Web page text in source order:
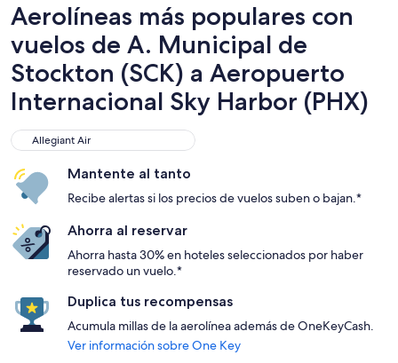
Aerolíneas más populares con
vuelos de A. Municipal de
Stockton (SCK) a Aeropuerto
Internacional Sky Harbor (PHX)
Allegiant Air
Allegiant Air
Mantente al tanto
Recibe alertas si los precios de vuelos suben o bajan.*
Ahorra al reservar
Ahorra hasta 30% en hoteles seleccionados por haber
reservado un vuelo.*
Duplica tus recompensas
Acumula millas de la aerolínea además de OneKeyCash.
Ver información sobre One Key